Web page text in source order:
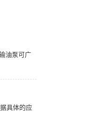
油泵可广
具体的应